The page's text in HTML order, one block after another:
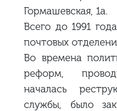
Гормашевская, 1а.
Всего до 1991
почтовых
Во времена
реформ,
началась
службы, было